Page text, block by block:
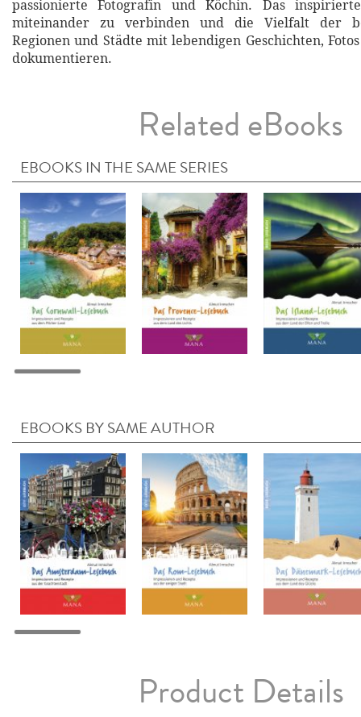
passionierte Fotografin und Köchin. Das
miteinander zu verbinden und die Vielfalt der
Regionen und Städte mit lebendigen Geschichten,
dokumentieren.
Related eBooks
EBOOKS IN THE SAME SERIES
EBOOKS BY SAME AUTHOR
Product Details